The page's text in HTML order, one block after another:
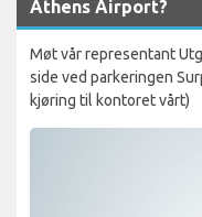
Athens Airport?
Møt vår representant
side ved parkeringen
kjøring til kontoret vårt)